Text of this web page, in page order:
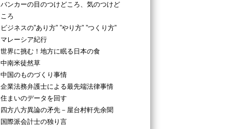
バンカーの目のつけどころ、気のつけど
ころ
ビジネスの”あり方” ”やり方” ”つくり方”
マレーシア紀行
世界に挑む！地方に眠る日本の食
中南米徒然草
中国のものづくり事情
企業法務弁護士による最先端法律事情
住まいのデータを回す
四方八方異論の矛先－屋台村軒先余聞
国際派会計士の独り言